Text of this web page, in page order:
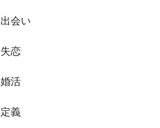
出会い
失恋
婚活
定義